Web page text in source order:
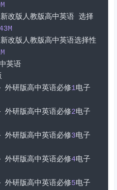
M
新改版人教版高中英语 选择
M
新改版人教版高中英语选择性
M
英语
外研版高中英语必修1电子
外研版高中英语必修2电子
外研版高中英语必修3电子
外研版高中英语必修4电子
外研版高中英语必修5电子